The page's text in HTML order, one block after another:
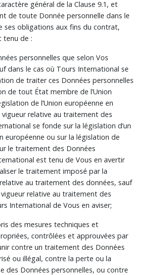
général de la Clause 9.1, et
de toute Donnée personnelle dans le
ses obligations aux fins du contrat,
tenu de :
personnelles que selon Vos
dans le cas où Tours International se
de traiter ces Données personnelles
de tout État membre de l’Union
de l’Union européenne en
relative au traitement des
se fonde sur la législation d’un
européenne ou sur la législation de
le traitement des Données
est tenu de Vous en avertir
le traitement imposé par la
au traitement des données, sauf
relative au traitement des
International de Vous en aviser;
des mesures techniques et
contrôlées et approuvées par
contre un traitement des Données
ou illégal, contre la perte ou la
des Données personnelles, ou contre